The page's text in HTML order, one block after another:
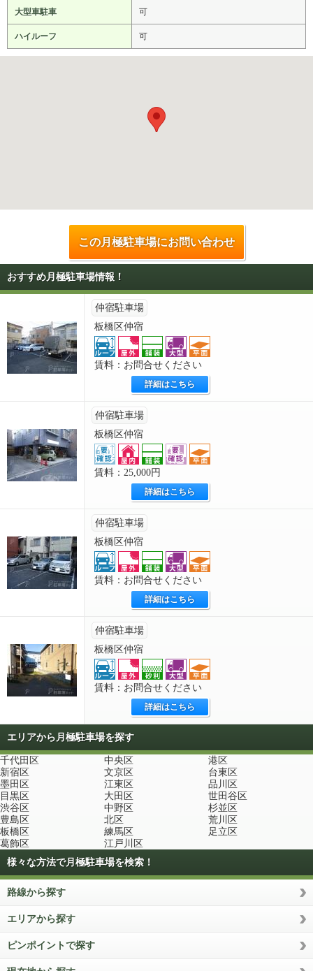
大型車駐車 可
ハイルーフ 可
この月極駐車場にお問い合わせ
おすすめ月極駐車場情報！
仲宿駐車場
板橋区仲宿
賃料：お問合せください
詳細はこちら
仲宿駐車場
板橋区仲宿
賃料：25,000円
詳細はこちら
仲宿駐車場
板橋区仲宿
賃料：お問合せください
詳細はこちら
仲宿駐車場
板橋区仲宿
賃料：お問合せください
詳細はこちら
エリアから月極駐車場を探す
千代田区 中央区
港区
新宿区
文京区
台東区
墨田区
江東区
品川区
目黒区
大田区
世田谷区
渋谷区
中野区
杉並区
豊島区
北区
荒川区
板橋区
練馬区
足立区
葛飾区
江戸川区
様々な方法で月極駐車場を検索！
路線から探す
エリアから探す
ピンポイントで探す